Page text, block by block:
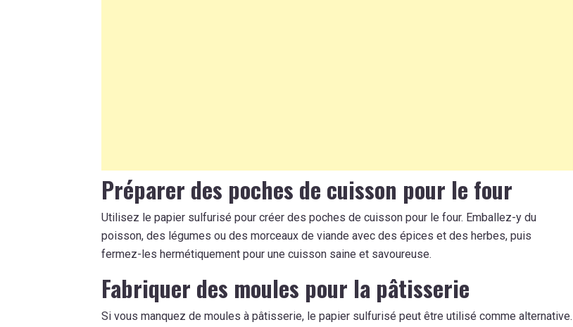
Préparer des poches de cuisson pour le four
Utilisez le papier sulfurisé pour créer des poches de cuisson pour le four. Emballez-y du
poisson, des légumes ou des morceaux de viande avec des épices et des herbes, puis
fermez-les hermétiquement pour une cuisson saine et savoureuse.
Fabriquer des moules pour la pâtisserie
Si vous manquez de moules à pâtisserie, le papier sulfurisé peut être utilisé comme alternative.